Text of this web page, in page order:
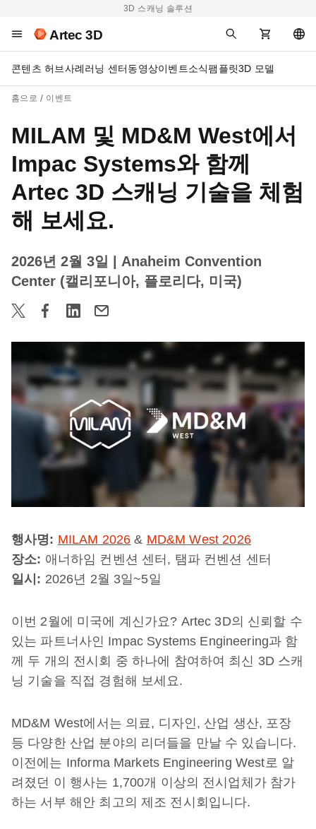
3D 스캐닝 솔루션
Artec 3D
콘텐츠 허브사례러닝 센터동영상이벤트소식팸플릿3D 모델
홈으로 이벤트
MILAM 및 MD&M West에서
Impac Systems와 함께
Artec 3D 스캐닝 기술을 체험
해 보세요.
2026년 2월 3일
| Anaheim Convention
Center (캘리포니아, 플로리다, 미국)
행사명: MILAM 2026 & MD&M West 2026
장소: 애너하임 컨벤션 센터, 탬파 컨벤션 센터
일시: 2026년 2월 3일~5일
이번 2월에 미국에 계신가요? Artec 3D의 신뢰할 수
있는 파트너사인 Impac Systems Engineering과 함
께 두 개의 전시회 중 하나에 참여하여 최신 3D 스캐
닝 기술을 직접 경험해 보세요.
MD&M West에서는 의료, 디자인, 산업 생산, 포장
등 다양한 산업 분야의 리더들을 만날 수 있습니다.
이전에는 Informa Markets Engineering West로 알
려졌던 이 행사는 1,700개 이상의 전시업체가 참가
하는 서부 해안 최고의 제조 전시회입니다.